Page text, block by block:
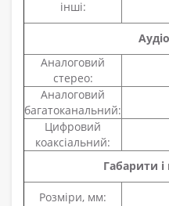
інші:
Аналоговий
стерео:
Аналоговий
багатоканальний:
Цифровий
коаксіальний:
Габарити
Розміри, мм: